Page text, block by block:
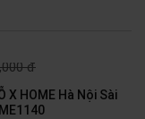
đ
X HOME Hà Nội Sài